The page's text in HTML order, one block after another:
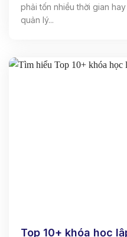
phải tốn nhiều thời gian
quản lý...
Top 10+ khóa học